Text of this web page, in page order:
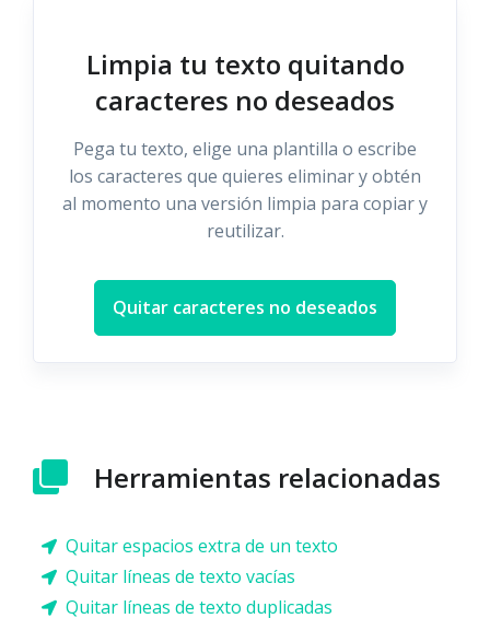
Limpia tu texto quitando
caracteres no deseados
Pega tu texto, elige una plantilla o escribe
los caracteres que quieres eliminar y obtén
al momento una versión limpia para copiar y
reutilizar.
Quitar caracteres no deseados
Herramientas relacionadas
Quitar espacios extra de un texto
Quitar líneas de texto vacías
Quitar líneas de texto duplicadas